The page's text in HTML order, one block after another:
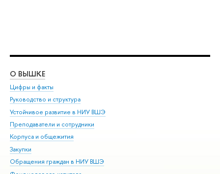
О ВЫШКЕ
Цифры и факты
Руководство и структура
Устойчивое развитие в НИУ ВШЭ
Преподаватели и сотрудники
Корпуса и общежития
Закупки
Обращения граждан в НИУ ВШЭ